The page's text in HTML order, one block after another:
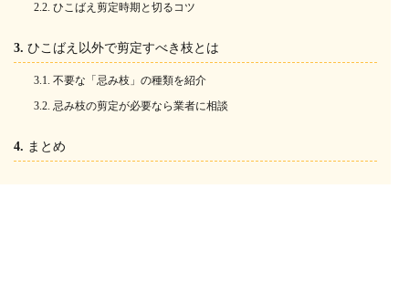
ひこばえ剪定時期と切るコツ
ひこばえ以外で剪定すべき枝とは
不要な「忌み枝」の種類を紹介
忌み枝の剪定が必要なら業者に相談
まとめ